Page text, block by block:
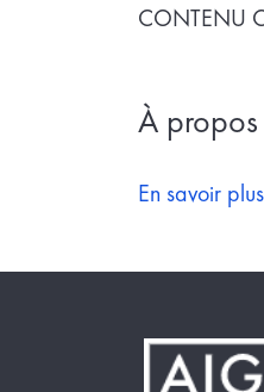
CONTENU
À propos
En savoir plus